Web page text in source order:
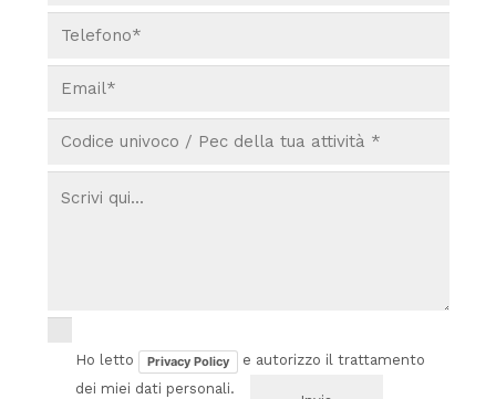
Ho letto Privacy Policy
e autorizzo il trattamento
dei miei dati personali.